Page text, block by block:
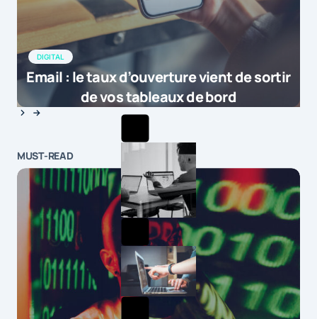
DIGITAL
Email : le taux d’ouverture vient de sortir
de vos tableaux de bord
MUST-READ